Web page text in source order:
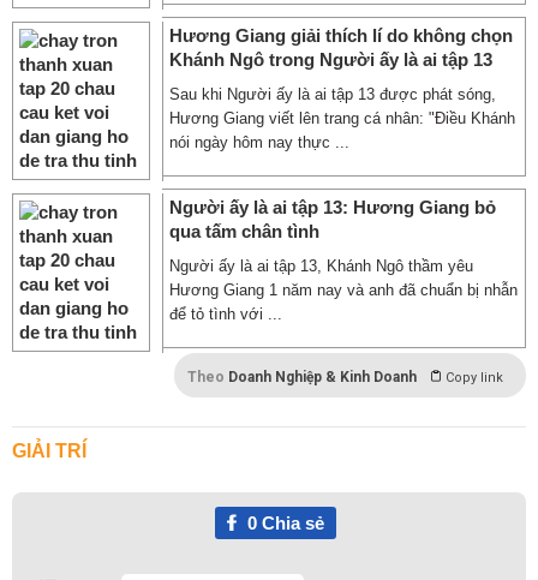
Hương Giang giải thích lí do không chọn
Khánh Ngô trong Người ấy là ai tập 13
Sau khi Người ấy là ai tập 13 được phát sóng,
Hương Giang viết lên trang cá nhân: "Điều Khánh
nói ngày hôm nay thực ...
Người ấy là ai tập 13: Hương Giang bỏ
qua tấm chân tình
Người ấy là ai tập 13, Khánh Ngô thầm yêu
Hương Giang 1 năm nay và anh đã chuẩn bị nhẫn
để tỏ tình với ...
Theo Doanh Nghiệp & Kinh Doanh Copy link
GIẢI TRÍ
0Chia sẻ